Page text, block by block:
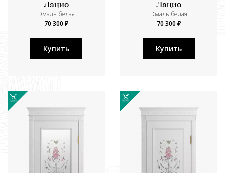
Лацио
Эмаль белая
70 300 ₽
Купить
Лацио
Эмаль белая
70 300 ₽
Купить